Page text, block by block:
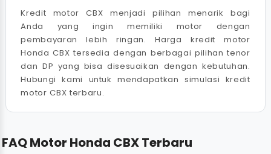
Kredit motor CBX menjadi pilihan menarik bagi
Anda yang ingin memiliki motor dengan
pembayaran lebih ringan. Harga kredit motor
Honda CBX tersedia dengan berbagai pilihan tenor
dan DP yang bisa disesuaikan dengan kebutuhan.
Hubungi kami untuk mendapatkan simulasi kredit
motor CBX terbaru.
FAQ Motor Honda CBX Terbaru